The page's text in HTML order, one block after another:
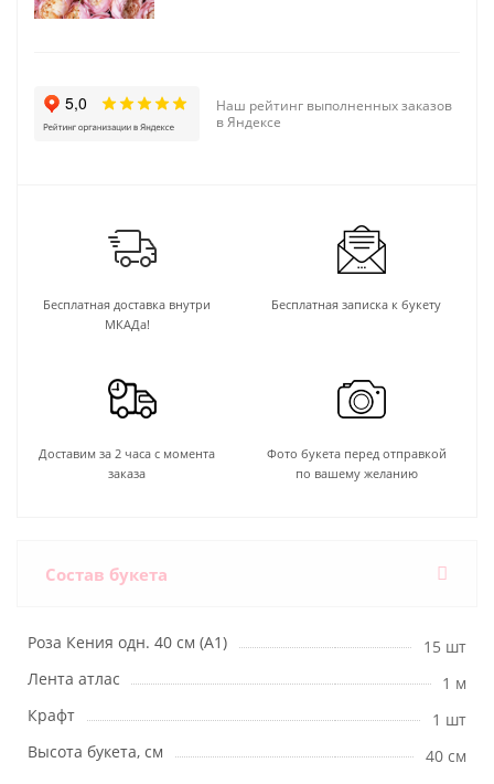
Наш рейтинг выполненных заказов
в Яндексе
Бесплатная доставка внутри
МКАДа!
Бесплатная записка к букету
Доставим за 2 часа с момента
заказа
Фото букета перед отправкой
по вашему желанию
Состав букета
Роза Кения одн. 40 см (А1)
15 шт
Лента атлас
1 м
Крафт
1 шт
Высота букета, см
40 см